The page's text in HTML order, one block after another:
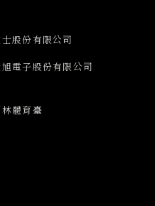
股份有限公司
電子股份有限公司
體育臺